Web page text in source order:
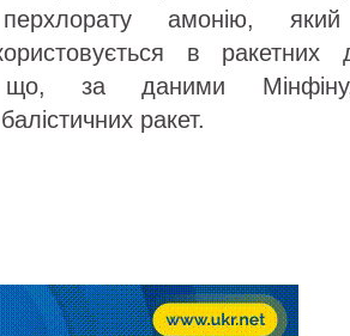
амонію,
в ракетних
що, за даними
ракет.